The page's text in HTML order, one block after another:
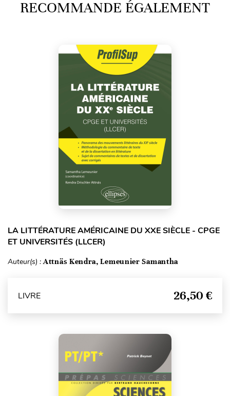
RECOMMANDE ÉGALEMENT
LA LITTÉRATURE AMÉRICAINE DU XXE SIÈCLE - CPGE
ET UNIVERSITÉS (LLCER)
Auteur(s) :Attnäs Kendra, Lemeunier Samantha
LIVRE 26,50 €